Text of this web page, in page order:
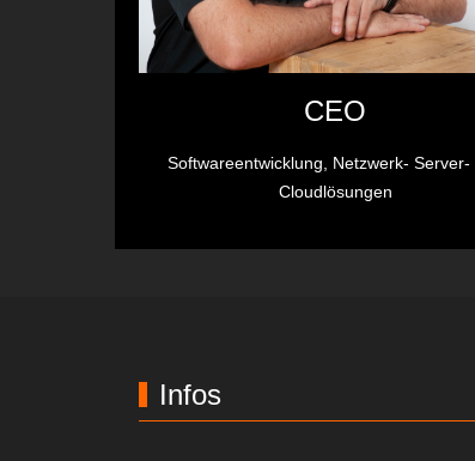
CEO
Softwareentwicklung, Netzwerk- Server-
Cloudlösungen
Infos